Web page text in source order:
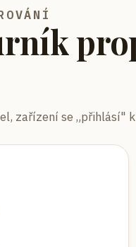
zařízení se „přihlásí"